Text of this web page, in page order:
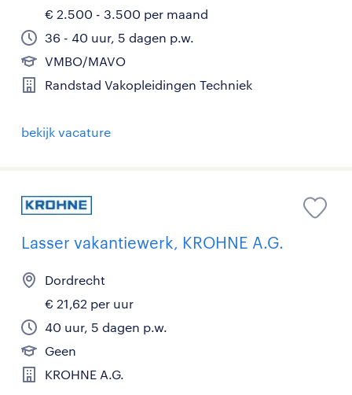
€ 2.500 - 3.500 per maand
36 - 40 uur, 5 dagen p.w.
VMBO/MAVO
Randstad Vakopleidingen Techniek
bekijk vacature
Lasser vakantiewerk, KROHNE A.G.
Dordrecht
€ 21,62 per uur
40 uur, 5 dagen p.w.
Geen
KROHNE A.G.